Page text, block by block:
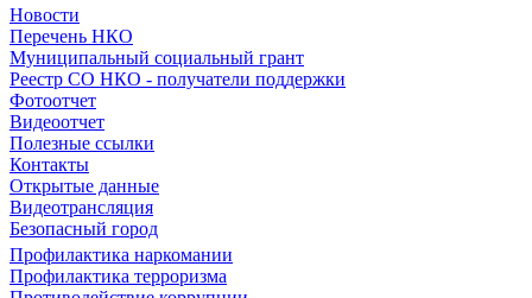
Новости
Перечень НКО
Муниципальный социальный грант
Реестр СО НКО - получатели поддержки
Фотоотчет
Видеоотчет
Полезные ссылки
Контакты
Открытые данные
Видеотрансляция
Безопасный город
Профилактика наркомании
Профилактика терроризма